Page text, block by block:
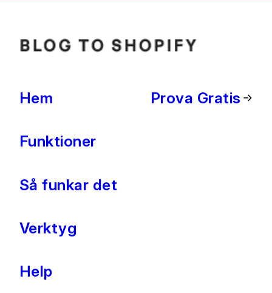
Hem
Funktioner
Så funkar det
Verktyg
Help
Prova Gratis